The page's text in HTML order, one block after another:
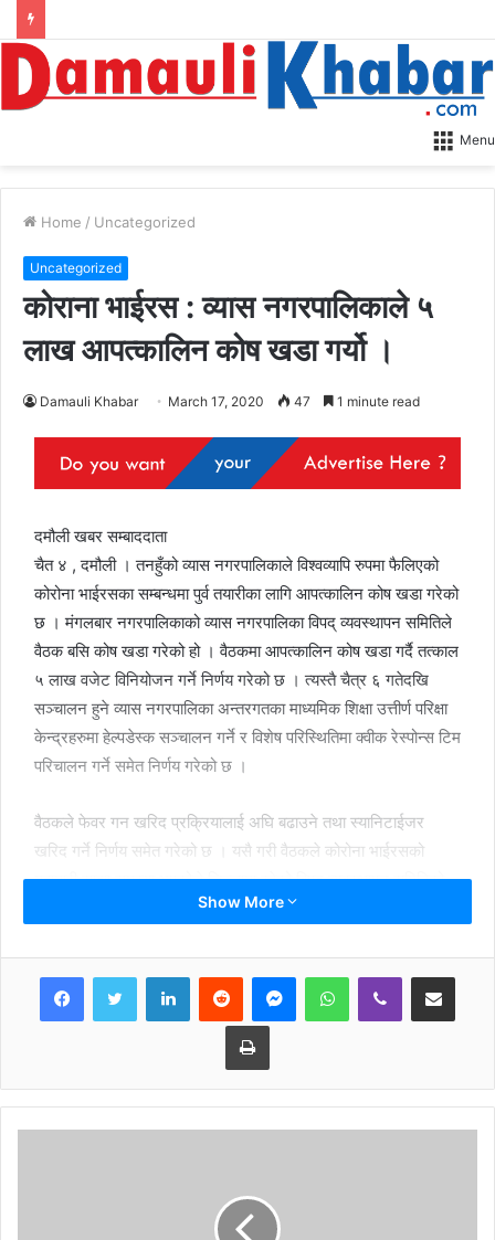
Menu
Home / Uncategorized
Uncategorized
कोराना भाईरस : व्यास नगरपालिकाले ५
लाख आपत्कालिन कोष खडा गर्यो ।
Damauli Khabar March 17, 2020 47 1 minute read
दमौली खबर सम्बाददाता
चैत ४ , दमौली । तनहुँको व्यास नगरपालिकाले विश्वव्यापि रुपमा फैलिएको
कोरोना भाईरसका सम्बन्धमा पुर्व तयारीका लागि आपत्कालिन कोष खडा गरेको
छ । मंगलबार नगरपालिकाको व्यास नगरपालिका विपद् व्यवस्थापन समितिले
वैठक बसि कोष खडा गरेको हो । वैठकमा आपत्कालिन कोष खडा गर्दै तत्काल
५ लाख वजेट विनियोजन गर्ने निर्णय गरेको छ । त्यस्तै चैत्र ६ गतेदखि
सञ्चालन हुने व्यास नगरपालिका अन्तरगतका माध्यमिक शिक्षा उत्तीर्ण परिक्षा
केन्द्रहरुमा हेल्पडेस्क सञ्चालन गर्ने र विशेष परिस्थितिमा क्वीक रेस्पोन्स टिम
परिचालन गर्ने समेत निर्णय गरेको छ ।
वैठकले फेवर गन खरिद प्रक्रियालाई अघि बढाउने तथा स्यानिटाईजर
खरिद गर्ने निर्णय समेत गरेको छ । यसै गरी वैठकले कोरोना भाईरसको
महामारी साझा समस्या भएकोले जिल्लामा रहेको विपद् व्यवस्थापन समितिको
वैठक तत्काल बस्नका लागी अनुरोध गरेको छ । साथै वडा स्तरीय विपद्
डेस्कलाई निरन्तरता दिने समेत निर्णय गरेको व्यास न.पा विपद् व्यवस्थापन
समितिका संयोजक एवं वोर्ड सदस्य चन्द्रमाया परियारले जानकारी दिइन् ।
परियारको सभापतित्वमा सम्पन्न भएको उक्त वैठकमा प्रदेश सांसद डोवाटे
नगरप्रमुख वैकुण्ठ न्यौपाने, उप– प्रमुख मीरा जोशी, प्रमुख प्रशासकिय
Show More
Print